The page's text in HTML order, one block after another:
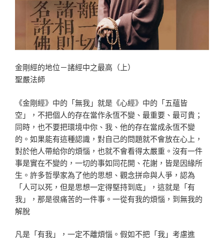
金剛經的地位－諸經中之最高（上）
聖嚴法師
《金剛經》中的「無我」就是《心經》中的「五蘊皆
空」，不把個人的存在當作永恆不變、最重要、最可貴；
同時，也不要把環境中你、我、他的存在當成永恆不變
的。如果能有這種認識，對自己的問題就不會放在心上，
對於他人帶給你的煩惱，也就不會看得太嚴重。沒有一件
事是實在不變的，一切的事如同花開、花謝，皆是因緣所
生。許多哲學家為了他的思想、觀念拼命與人爭，認為
「人可以死，但是思想一定得堅持到底」，這就是「有
我」，那是很痛苦的一件事。一從有我的煩惱，到無我的
解脫
凡是「有我」，一定不離煩惱。假如不把「我」考慮進